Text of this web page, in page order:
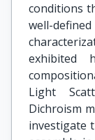
conditions
well-
exhibited
Light
Dichroism
investigate